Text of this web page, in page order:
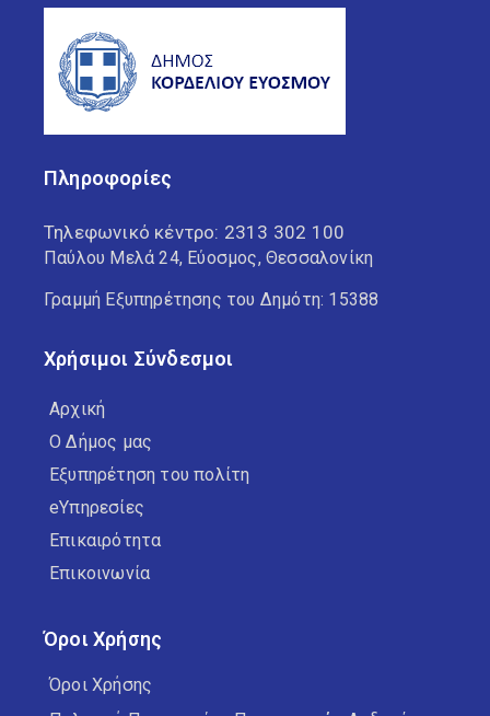
Πληροφορίες
Τηλεφωνικό κέντρο: 2313 302 100
Παύλου Μελά 24, Εύοσμος, Θεσσαλονίκη
Γραμμή Εξυπηρέτησης του Δημότη: 15388
Χρήσιμοι Σύνδεσμοι
Αρχική
Ο Δήμος μας
Εξυπηρέτηση του πολίτη
eΥπηρεσίες
Επικαιρότητα
Επικοινωνία
Όροι Χρήσης
Όροι Χρήσης